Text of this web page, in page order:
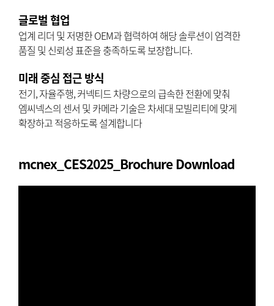
글로벌 협업
업계 리더 및 저명한 OEM과 협력하여 해당 솔루션이 엄격한
품질 및 신뢰성 표준을 충족하도록 보장합니다.
미래 중심 접근 방식
전기, 자율주행, 커넥티드 차량으로의 급속한 전환에 맞춰
엠씨넥스의 센서 및 카메라 기술은 차세대 모빌리티에 맞게
확장하고 적응하도록 설계합니다
mcnex_CES2025_Brochure Download